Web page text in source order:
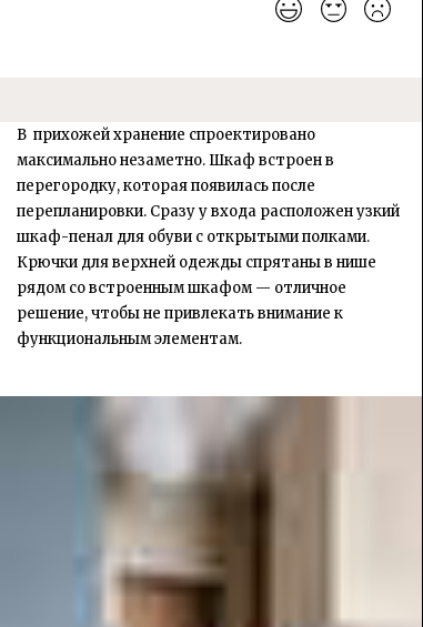
В прихожей хранение спроектировано
максимально незаметно. Шкаф встроен в
перегородку, которая появилась после
перепланировки. Сразу у входа расположен узкий
шкаф-пенал для обуви с открытыми полками.
Крючки для верхней одежды спрятаны в нише
рядом со встроенным шкафом — отличное
решение, чтобы не привлекать внимание к
функциональным элементам.